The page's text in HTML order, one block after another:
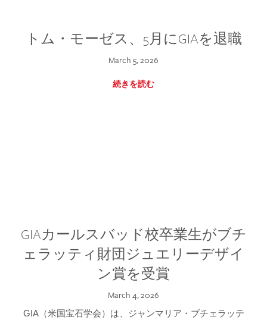
トム・モーゼス、5月にGIAを退職
March 5, 2026
続きを読む
GIAカールスバッド校卒業生がブチ
ェラッティ財団ジュエリーデザイ
ン賞を受賞
March 4, 2026
GIA（米国宝石学会）は、ジャンマリア・ブチェラッテ